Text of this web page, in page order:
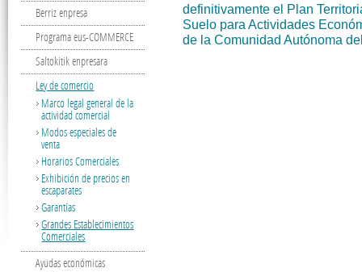
definitivamente el Plan
Suelo para Actividades
de la Comunidad Autónoma
Berriz enpresa
Programa eus-COMMERCE
Saltokitik enpresara
Ley de comercio
Marco legal general de la
actividad comercial
Modos especiales de
venta
Horarios Comerciales
Exhibición de precios en
escaparates
Garantías
Grandes Establecimientos
Comerciales
Ayudas económicas